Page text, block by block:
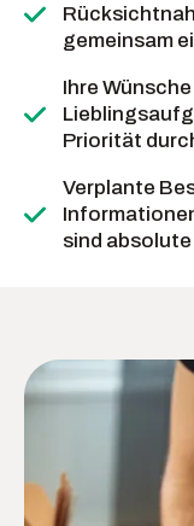
gemeinsam
Ihre
Priorität
Verplante
sind